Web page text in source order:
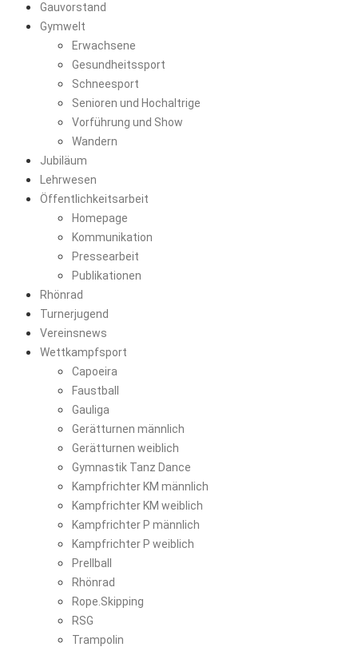
Gauvorstand
Gymwelt
Erwachsene
Gesundheitssport
Schneesport
Senioren und Hochaltrige
Vorführung und Show
Wandern
Jubiläum
Lehrwesen
Öffentlichkeitsarbeit
Homepage
Kommunikation
Pressearbeit
Publikationen
Rhönrad
Turnerjugend
Vereinsnews
Wettkampfsport
Capoeira
Faustball
Gauliga
Gerätturnen männlich
Gerätturnen weiblich
Gymnastik Tanz Dance
Kampfrichter KM männlich
Kampfrichter KM weiblich
Kampfrichter P männlich
Kampfrichter P weiblich
Prellball
Rhönrad
Rope.Skipping
RSG
Trampolin